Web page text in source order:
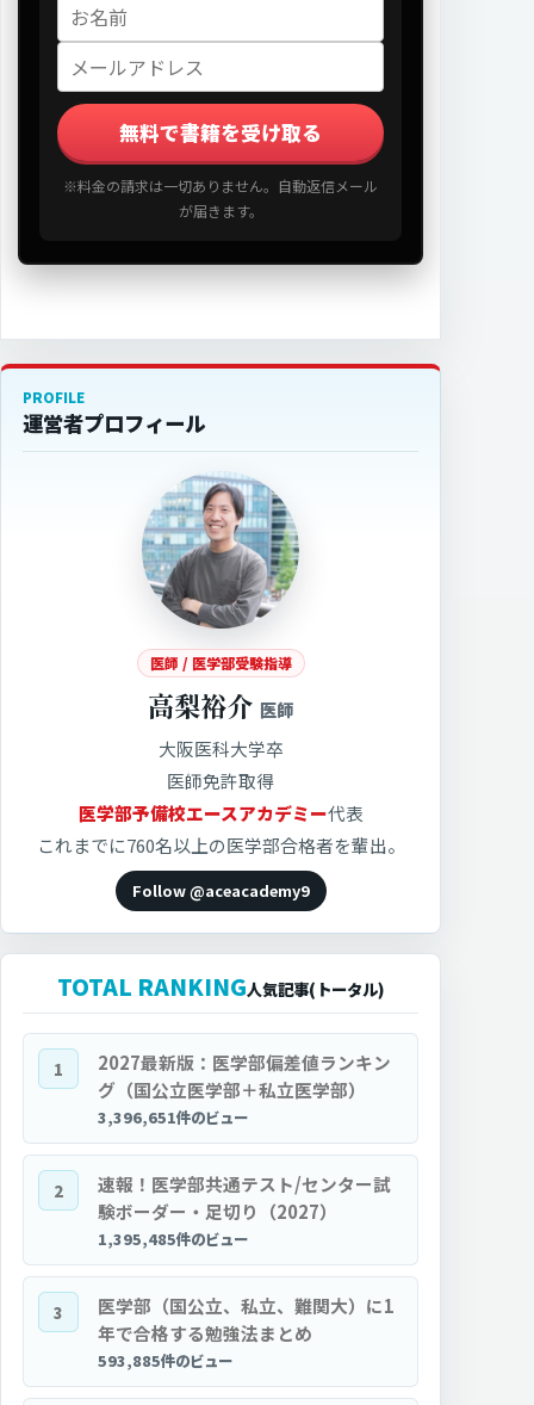
無料で書籍を受け取る
※料金の請求は一切ありません。自動返信メール
が届きます。
PROFILE
運営者プロフィール
医師 / 医学部受験指導
高梨裕介 医師
大阪医科大学卒
医師免許取得
医学部予備校エースアカデミー代表
これまでに760名以上の医学部合格者を輩出。
Follow @aceacademy9
TOTAL RANKING人気記事(トータル)
1
2027最新版：医学部偏差値ランキン
グ（国公立医学部＋私立医学部）
3,396,651件のビュー
2
速報！医学部共通テスト/センター試
験ボーダー・足切り（2027）
1,395,485件のビュー
3
医学部（国公立、私立、難関大）に1
年で合格する勉強法まとめ
593,885件のビュー